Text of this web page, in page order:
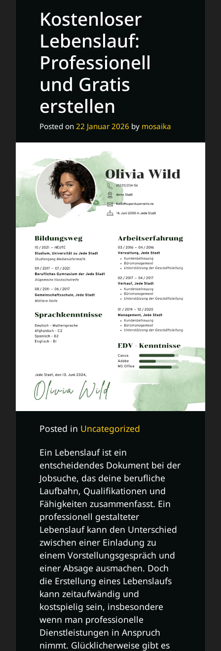
beeindruckende
Präsentationen
Kostenloser
Lebenslauf:
Professionell
und Gratis
erstellen
Posted on 22 Januar 2026 by mosaika
Posted in Uncategorized
Ein Lebenslauf ist ein
entscheidendes Dokument bei der
Jobsuche, das deine berufliche
Laufbahn, Qualifikationen und
Fähigkeiten zusammenfasst. Ein
professionell gestalteter
Lebenslauf kann den Unterschied
zwischen einer Einladung zu
einem Vorstellungsgespräch und
einer Absage ausmachen. Doch
die Erstellung eines Lebenslaufs
kann zeitaufwändig und
kostspielig sein, insbesondere
wenn man professionelle
Dienstleistungen in Anspruch
nimmt. Glücklicherweise gibt es